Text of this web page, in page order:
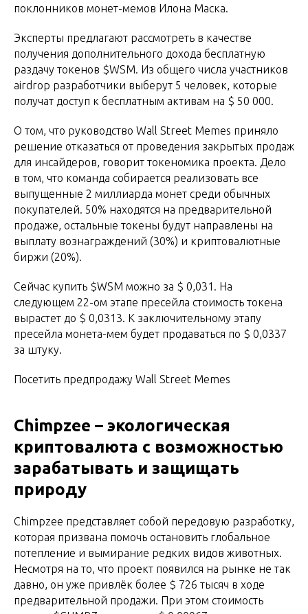
поклонников монет-мемов Илона Маска.
Эксперты предлагают рассмотреть в качестве
получения дополнительного дохода бесплатную
раздачу токенов $WSM. Из общего числа участников
airdrop разработчики выберут 5 человек, которые
получат доступ к бесплатным активам на $ 50 000.
О том, что руководство Wall Street Memes приняло
решение отказаться от проведения закрытых продаж
для инсайдеров, говорит токеномика проекта. Дело
в том, что команда собирается реализовать все
выпущенные 2 миллиарда монет среди обычных
покупателей. 50% находятся на предварительной
продаже, остальные токены будут направлены на
выплату вознаграждений (30%) и криптовалютные
биржи (20%).
Сейчас купить $WSM можно за $ 0,031. На
следующем 22-ом этапе пресейла стоимость токена
вырастет до $ 0,0313. К заключительному этапу
пресейла монета-мем будет продаваться по $ 0,0337
за штуку.
Посетить предпродажу Wall Street Memes
Chimpzee – экологическая
криптовалюта с возможностью
зарабатывать и защищать
природу
Chimpzee представляет собой передовую разработку,
которая призвана помочь остановить глобальное
потепление и вымирание редких видов животных.
Несмотря на то, что проект появился на рынке не так
давно, он уже привлёк более $ 726 тысяч в ходе
предварительной продажи. При этом стоимость